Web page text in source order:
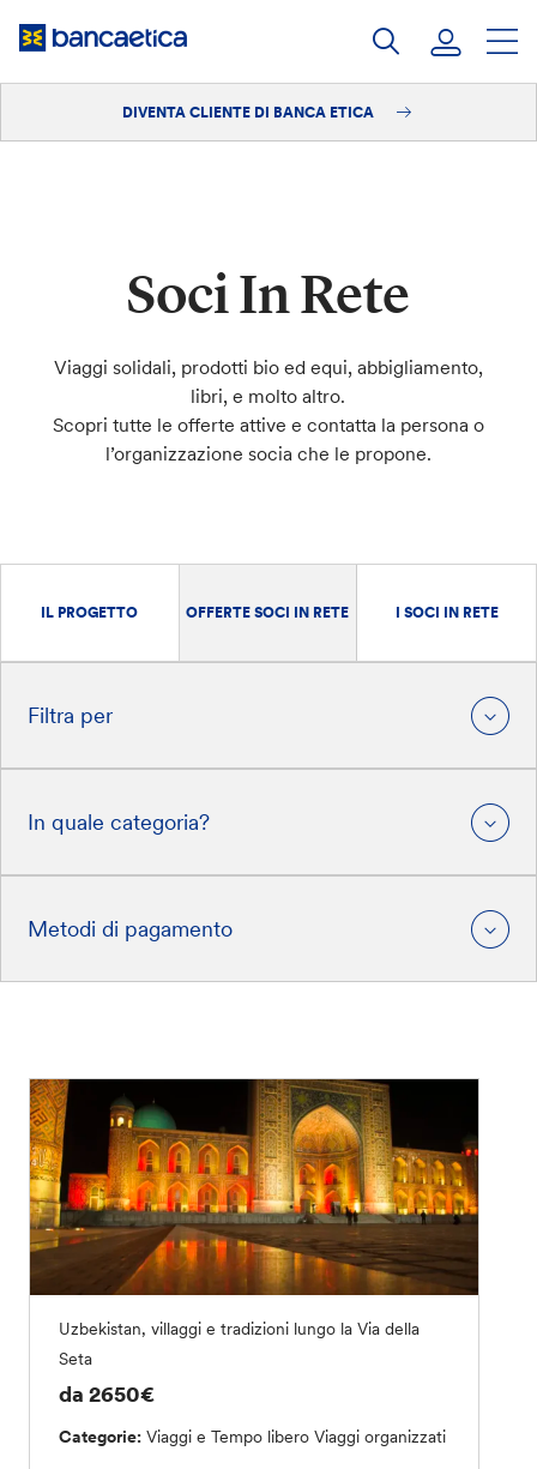
DIVENTA CLIENTE DI BANCA ETICA
Soci In Rete
Viaggi solidali, prodotti bio ed equi, abbigliamento,
libri, e molto altro.
Scopri tutte le offerte attive e contatta la persona o
l’organizzazione socia che le propone.
IL PROGETTO OFFERTE SOCI IN RETE I SOCI IN RETE
Filtra per
In quale categoria?
Metodi di pagamento
Uzbekistan, villaggi e tradizioni lungo la Via della
Seta
da 2650€
Categorie: Viaggi e Tempo liberoViaggi organizzati